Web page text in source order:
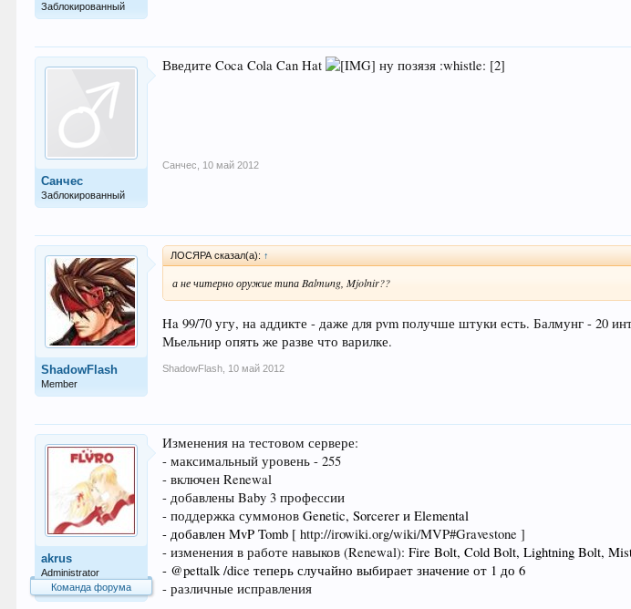
Заблокированный
Санчес
Заблокированный
Введите Coca Cola Can Hat ну позязя :whistle: [2]
Санчес 10 май 2012
ShadowFlash
Member
ЛОСЯРА сказал(а): ↑
а не читерно оружие типа Balmung, Mjolnir??
Ha 99/70 угу, на аддикте - даже для pvm получше штуки есть. Балмунг - 20
Мьельнир опять же разве что варилке.
ShadowFlash 10 май 2012
akrus
Administrator
Команда форума
Изменения на тестовом сервере:
- максимальный уровень - 255
- включен Renewal
- добавлены Baby 3 профессии
- поддержка суммоновGenetic, Sorcerer и Elemental
- добавлен MvP Tomb [http://irowiki.org/wiki/MVP#Gravestone ]
- изменения в работе навыков (Renewal):Fire Bolt,Cold Bolt,Lightning Bolt,
- @pettalk /dice теперь случайно выбирает значение от 1 до 6
- различные исправления